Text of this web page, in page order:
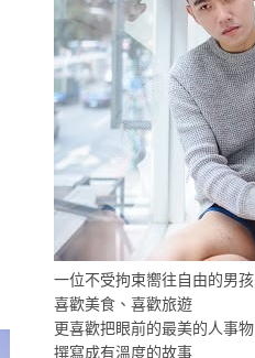
一位不受拘束嚮往自由的男孩
喜歡美食、喜歡旅遊
更喜歡把眼前的最美的人事物
撰寫成有溫度的故事